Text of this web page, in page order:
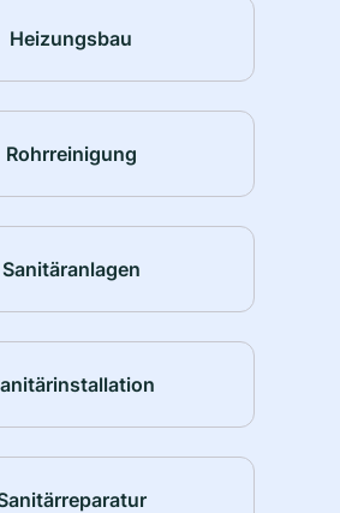
Heizungsbau
Rohrreinigung
Sanitäranlagen